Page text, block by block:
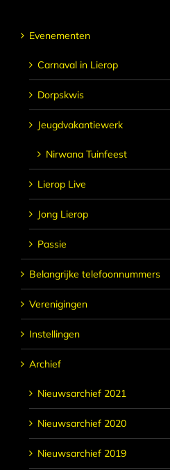
Evenementen
Carnaval in Lierop
Dorpskwis
Jeugdvakantiewerk
Nirwana Tuinfeest
Lierop Live
Jong Lierop
Passie
Belangrijke telefoonnummers
Verenigingen
Instellingen
Archief
Nieuwsarchief 2021
Nieuwsarchief 2020
Nieuwsarchief 2019